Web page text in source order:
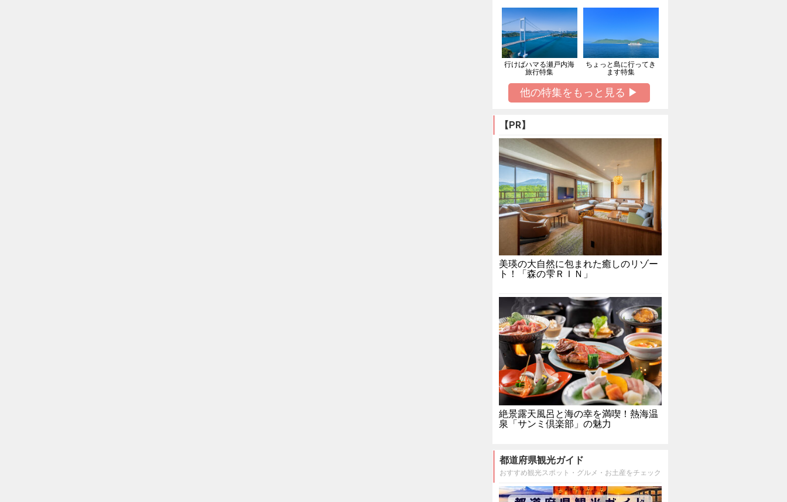
行けばハマる瀬戸内海
旅行特集
ちょっと島に行ってき
ます特集
他の特集をもっと見る ▶
【PR】
美瑛の大自然に包まれた癒しのリゾー
ト！「森の雫ＲＩＮ」
絶景露天風呂と海の幸を満喫！熱海温
泉「サンミ倶楽部」の魅力
都道府県観光ガイド
おすすめ観光スポット・グルメ・お土産をチェック